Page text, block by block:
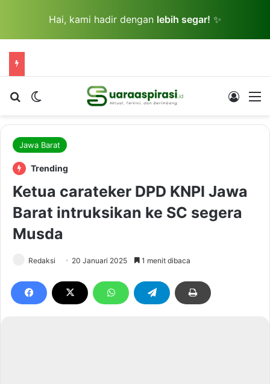
Hai, kami hadir dengan lebih segar! ✨
Cari berita...Switch skin Log In
Jawa Barat
Trending
Ketua carateker DPD KNPI Jawa
Barat intruksikan ke SC segera
Musda
Redaksi 20 Januari 2025 1 menit dibaca